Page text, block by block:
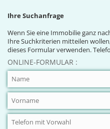
Ihre Suchanfrage
Wenn Sie eine Immobilie ganz
Ihre Suchkriterien mitteilen
dieses Formular verwenden.
ONLINE-FORMULAR :